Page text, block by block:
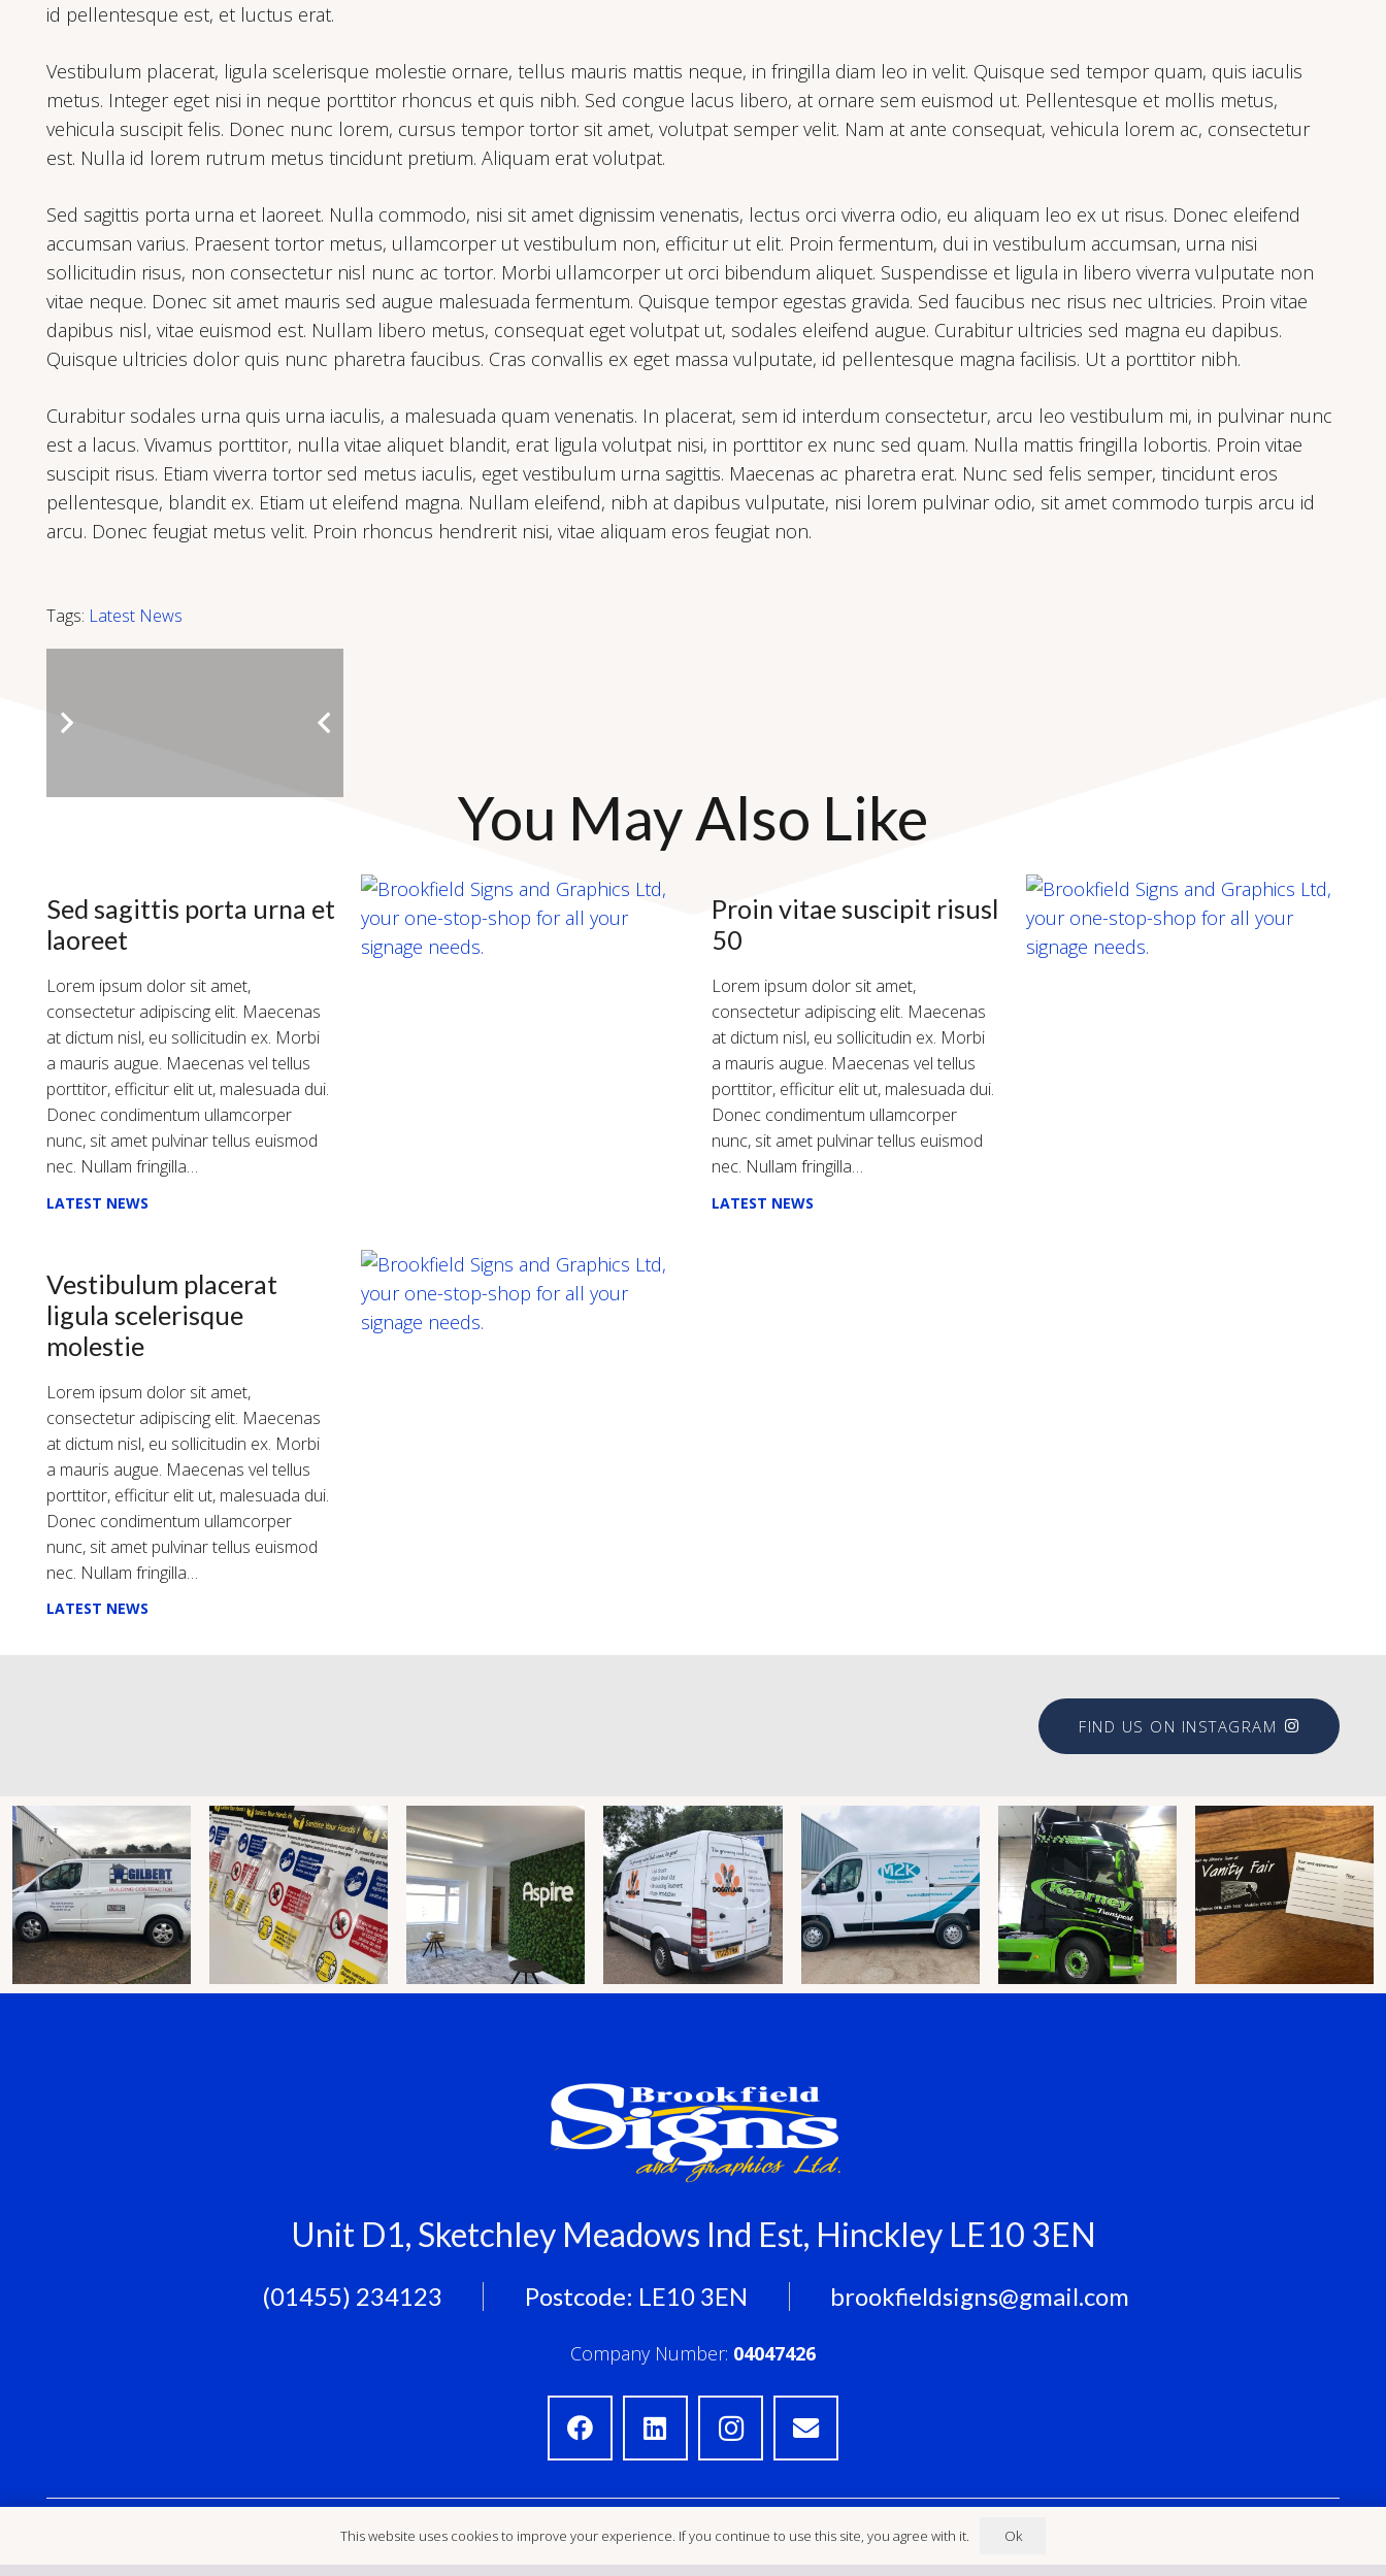
id pellentesque est, et luctus erat.
Vestibulum placerat, ligula scelerisque molestie ornare, tellus mauris mattis neque, in fringilla diam leo in velit. Quisque sed tempor quam, quis iaculis
metus. Integer eget nisi in neque porttitor rhoncus et quis nibh. Sed congue lacus libero, at ornare sem euismod ut. Pellentesque et mollis metus,
vehicula suscipit felis. Donec nunc lorem, cursus tempor tortor sit amet, volutpat semper velit. Nam at ante consequat, vehicula lorem ac, consectetur
est. Nulla id lorem rutrum metus tincidunt pretium. Aliquam erat volutpat.
Sed sagittis porta urna et laoreet. Nulla commodo, nisi sit amet dignissim venenatis, lectus orci viverra odio, eu aliquam leo ex ut risus. Donec eleifend
accumsan varius. Praesent tortor metus, ullamcorper ut vestibulum non, efficitur ut elit. Proin fermentum, dui in vestibulum accumsan, urna nisi
sollicitudin risus, non consectetur nisl nunc ac tortor. Morbi ullamcorper ut orci bibendum aliquet. Suspendisse et ligula in libero viverra vulputate non
vitae neque. Donec sit amet mauris sed augue malesuada fermentum. Quisque tempor egestas gravida. Sed faucibus nec risus nec ultricies. Proin vitae
dapibus nisl, vitae euismod est. Nullam libero metus, consequat eget volutpat ut, sodales eleifend augue. Curabitur ultricies sed magna eu dapibus.
Quisque ultricies dolor quis nunc pharetra faucibus. Cras convallis ex eget massa vulputate, id pellentesque magna facilisis. Ut a porttitor nibh.
Curabitur sodales urna quis urna iaculis, a malesuada quam venenatis. In placerat, sem id interdum consectetur, arcu leo vestibulum mi, in pulvinar nunc
est a lacus. Vivamus porttitor, nulla vitae aliquet blandit, erat ligula volutpat nisi, in porttitor ex nunc sed quam. Nulla mattis fringilla lobortis. Proin vitae
suscipit risus. Etiam viverra tortor sed metus iaculis, eget vestibulum urna sagittis. Maecenas ac pharetra erat. Nunc sed felis semper, tincidunt eros
pellentesque, blandit ex. Etiam ut eleifend magna. Nullam eleifend, nibh at dapibus vulputate, nisi lorem pulvinar odio, sit amet commodo turpis arcu id
arcu. Donec feugiat metus velit. Proin rhoncus hendrerit nisi, vitae aliquam eros feugiat non.
Tags: Latest News
You May Also Like
Sed sagittis porta urna et
laoreet
Lorem ipsum dolor sit amet,
consectetur adipiscing elit. Maecenas
at dictum nisl, eu sollicitudin ex. Morbi
a mauris augue. Maecenas vel tellus
porttitor, efficitur elit ut, malesuada dui.
Donec condimentum ullamcorper
nunc, sit amet pulvinar tellus euismod
nec. Nullam fringilla…
LATEST NEWS
Proin vitae suscipit risusl
50
Lorem ipsum dolor sit amet,
consectetur adipiscing elit. Maecenas
at dictum nisl, eu sollicitudin ex. Morbi
a mauris augue. Maecenas vel tellus
porttitor, efficitur elit ut, malesuada dui.
Donec condimentum ullamcorper
nunc, sit amet pulvinar tellus euismod
nec. Nullam fringilla…
LATEST NEWS
Vestibulum placerat
ligula scelerisque
molestie
Lorem ipsum dolor sit amet,
consectetur adipiscing elit. Maecenas
at dictum nisl, eu sollicitudin ex. Morbi
a mauris augue. Maecenas vel tellus
porttitor, efficitur elit ut, malesuada dui.
Donec condimentum ullamcorper
nunc, sit amet pulvinar tellus euismod
nec. Nullam fringilla…
LATEST NEWS
FIND US ON INSTAGRAM
Unit D1, Sketchley Meadows Ind Est, Hinckley LE10 3EN
‭ (01455) 234123 Postcode: LE10 3EN brookfieldsigns@gmail.com
Company Number: 04047426
Our Reviews Contact © Brookfield Signs & Graphics Ltd 2023 | Built in WordPress by
This website uses cookies to improve your experience. If you continue to use this site, you agree with it. Ok